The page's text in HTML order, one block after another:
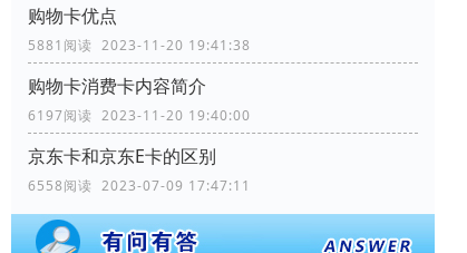
购物卡优点
5881阅读 2023-11-20 19:41:38
购物卡消费卡内容简介
6197阅读 2023-11-20 19:40:00
京东卡和京东E卡的区别
6558阅读 2023-07-09 17:47:11